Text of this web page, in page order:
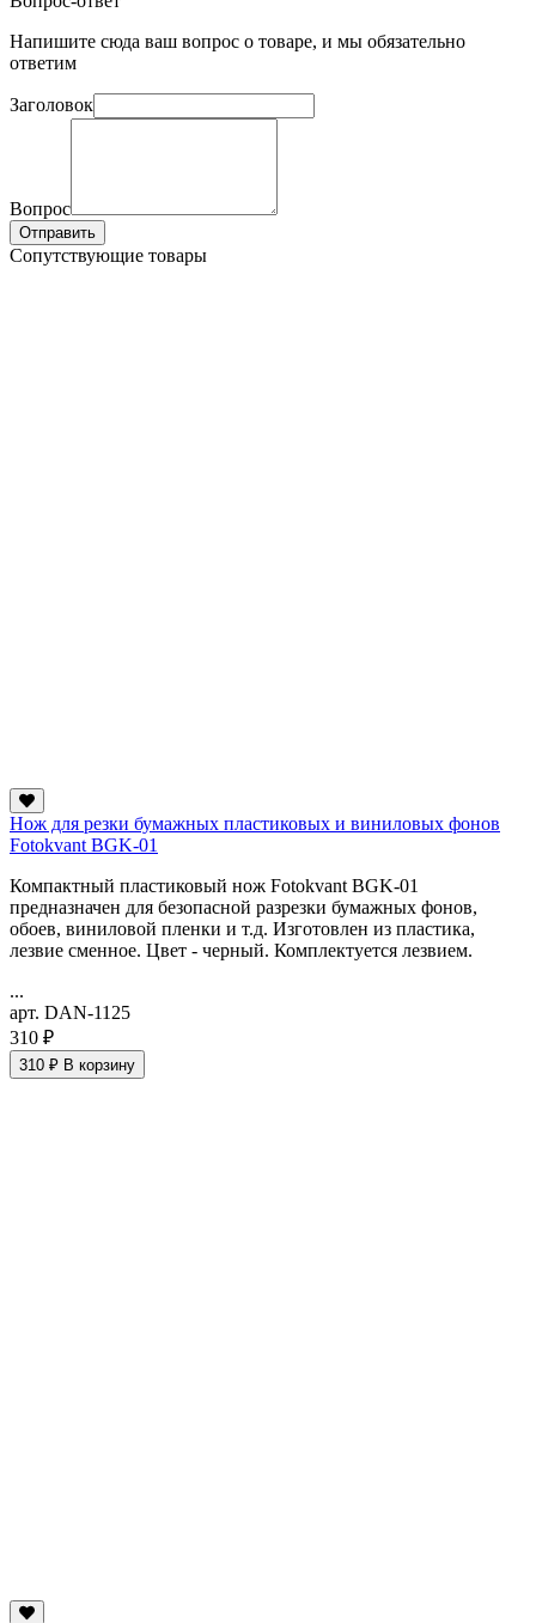
Напишите сюда ваш вопрос о товаре, и мы обязательно
ответим
Заголовок
Вопрос
Отправить
Сопутствующие товары
Нож для резки бумажных пластиковых и виниловых фонов
Fotokvant BGK-01
Компактный пластиковый нож Fotokvant BGK-01
предназначен для безопасной разрезки бумажных фонов,
обоев, виниловой пленки и т.д. Изготовлен из пластика,
лезвие сменное. Цвет - черный. Комплектуется лезвием.
...
арт. DAN-1125
310 ₽
310 ₽ В корзину